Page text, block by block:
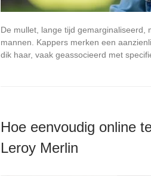
De mullet, lange tijd
mannen. Kappers merken een
dik haar, vaak geassocieerd met
Hoe eenvoudig online
Leroy Merlin